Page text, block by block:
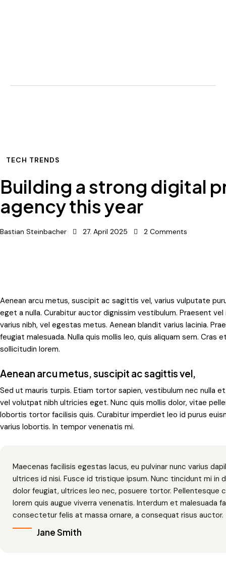
TECH TRENDS
Building a strong digital
agency this year
Bastian Steinbacher 27. April 2025 2 Comments
Aenean arcu metus, suscipit ac sagittis vel, varius vulputate
eget a nulla. Curabitur auctor dignissim vestibulum. Praesent
varius nibh, vel egestas metus. Aenean blandit varius lacinia.
feugiat malesuada. Nulla quis mollis leo, quis aliquam sem.
sollicitudin lorem.
Aenean arcu metus, suscipit ac sagittis vel,
Sed ut mauris turpis. Etiam tortor sapien, vestibulum nec nulla
vel volutpat nibh ultricies eget. Nunc quis mollis dolor, vitae
lobortis tortor facilisis quis. Curabitur imperdiet leo id purus
varius lobortis. In tempor venenatis mi.
Maecenas facilisis egestas lacus, eu pulvinar nunc varius
ultrices id nisi. Fusce id tristique ipsum. Nunc tincidunt mi
dolor feugiat, ultrices leo nec, posuere tortor. Pellentesque
lorem quis augue viverra venenatis. Interdum et malesuada
consectetur felis at massa ornare, a consequat risus auctor.
Jane Smith